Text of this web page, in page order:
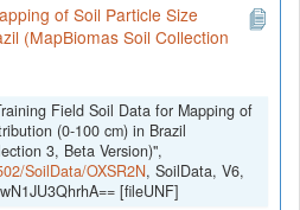
of Soil Particle Size
(MapBiomas Soil Collection
Field Soil Data for Mapping of
(0-100 cm) in Brazil
3, Beta Version)",
SoilData/OXSR2N, SoilData, V6,
[fileUNF]